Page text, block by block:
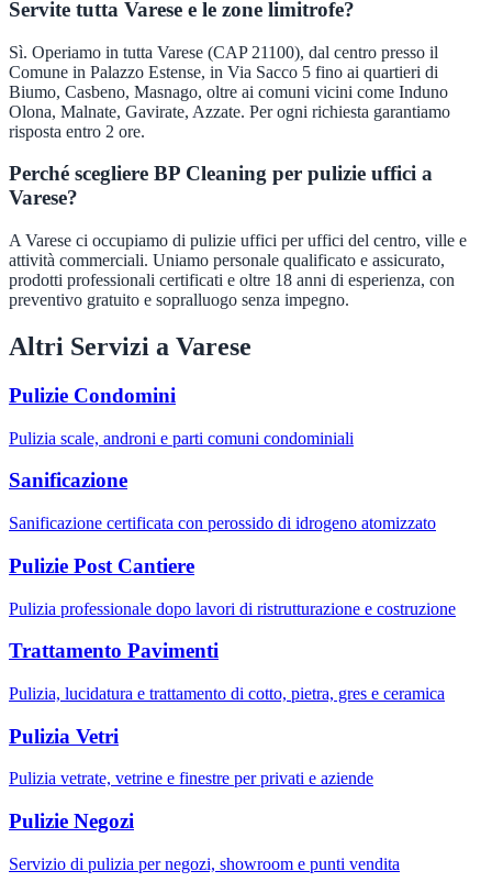
Servite tutta Varese e le zone limitrofe?
Sì. Operiamo in tutta Varese (CAP 21100), dal centro presso il
Comune in Palazzo Estense, in Via Sacco 5 fino ai quartieri di
Biumo, Casbeno, Masnago, oltre ai comuni vicini come Induno
Olona, Malnate, Gavirate, Azzate. Per ogni richiesta garantiamo
risposta entro 2 ore.
Perché scegliere BP Cleaning per pulizie uffici a
Varese?
A Varese ci occupiamo di pulizie uffici per uffici del centro, ville e
attività commerciali. Uniamo personale qualificato e assicurato,
prodotti professionali certificati e oltre 18 anni di esperienza, con
preventivo gratuito e sopralluogo senza impegno.
Altri Servizi a Varese
Pulizie Condomini
Pulizia scale, androni e parti comuni condominiali
Sanificazione
Sanificazione certificata con perossido di idrogeno atomizzato
Pulizie Post Cantiere
Pulizia professionale dopo lavori di ristrutturazione e costruzione
Trattamento Pavimenti
Pulizia, lucidatura e trattamento di cotto, pietra, gres e ceramica
Pulizia Vetri
Pulizia vetrate, vetrine e finestre per privati e aziende
Pulizie Negozi
Servizio di pulizia per negozi, showroom e punti vendita